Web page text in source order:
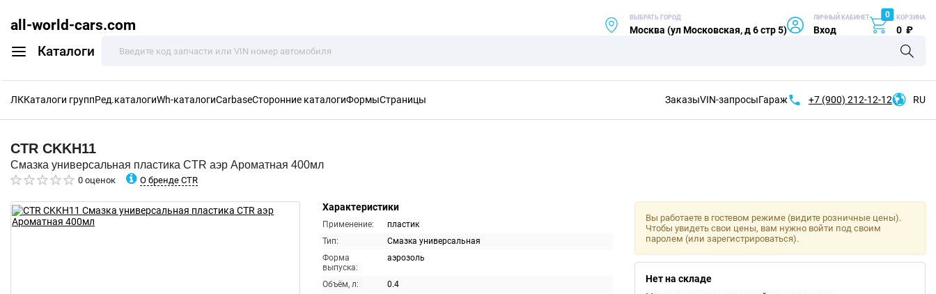
all-world-cars.com
Каталоги
ВЫБРАТЬ ГОРОД
Москва (ул Московская, д 6 стр 5)
ЛИЧНЫЙ КАБИНЕТ
Вход
0 КОРЗИНА
0 ₽
ЛККаталоги группРед.каталогиWh-каталогиCarbaseСторонние каталогиФормыСтраницы ЗаказыVIN-запросыГараж +7 (900) 212-12-12 RU
CTR CKKH11
Смазка универсальная пластика CTR аэр Ароматная 400мл
0 оценок О бренде CTR
Характеристики
Применение:
пластик
Тип:
Смазка универсальная
Форма
выпуска:
аэрозоль
Объём, л:
0.4
Вы работаете в гостевом режиме (видите розничные цены).
Чтобы увидеть свои цены, вам нужно войти под своим
паролем (или зарегистрироваться).
Нет на складе